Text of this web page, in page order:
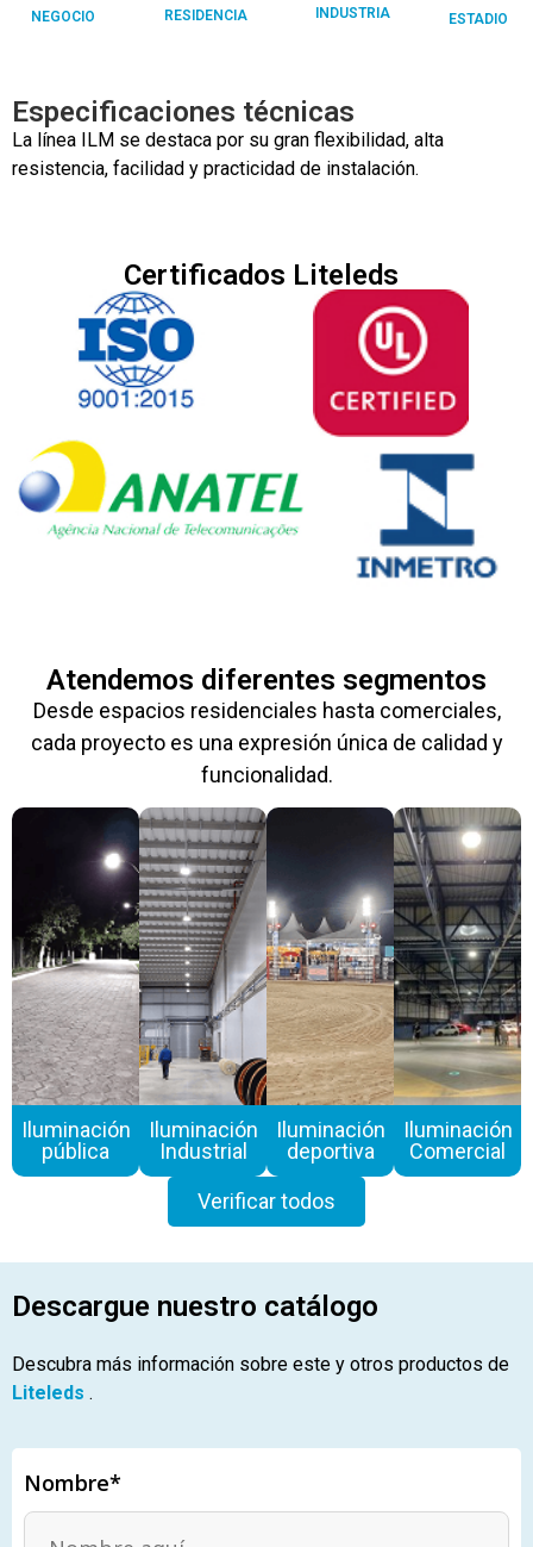
NEGOCIO RESIDENCIA INDUSTRIA ESTADIO
Especificaciones técnicas
La línea ILM se destaca por su gran flexibilidad, alta
resistencia, facilidad y practicidad de instalación.
Certificados Liteleds
Atendemos diferentes segmentos
Desde espacios residenciales hasta comerciales,
cada proyecto es una expresión única de calidad y
funcionalidad.
Iluminación
pública
Iluminación
Industrial
Iluminación
deportiva
Iluminación
Comercial
Verificar todos
Descargue nuestro catálogo
Descubra más información sobre este y otros productos de
Liteleds .
Nombre*